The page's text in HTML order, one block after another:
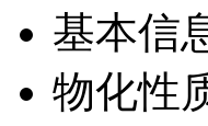
基本信
物化性